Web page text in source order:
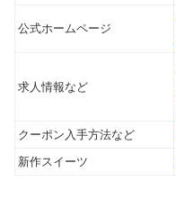
公式ホームページ
求人情報など
クーポン入手方法など
新作スイーツ